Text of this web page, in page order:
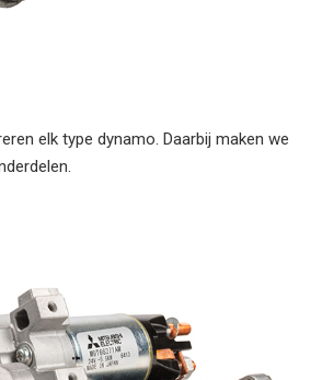
elk type dynamo. Daarbij maken we